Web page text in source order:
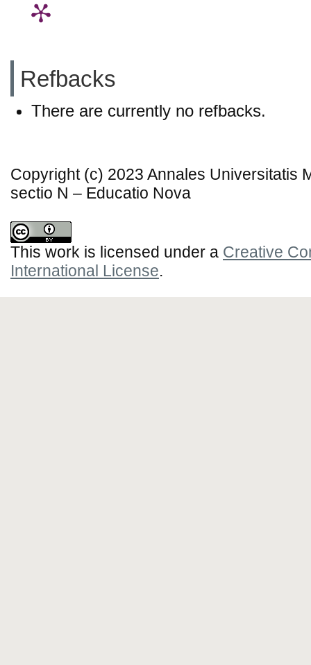
Refbacks
There are currently no refbacks.
Copyright (c) 2023 Annales Universitatis
sectio N – Educatio Nova
This work is licensed under a Creative
International License.